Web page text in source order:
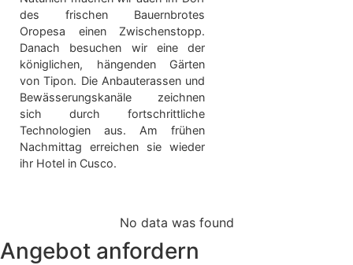
des frischen Bauernbrotes
Oropesa einen Zwischenstopp.
Danach besuchen wir eine der
königlichen, hängenden Gärten
von Tipon. Die Anbauterassen und
Bewässerungskanäle zeichnen
sich durch fortschrittliche
Technologien aus. Am frühen
Nachmittag erreichen sie wieder
ihr Hotel in Cusco.
No data was found
Angebot anfordern